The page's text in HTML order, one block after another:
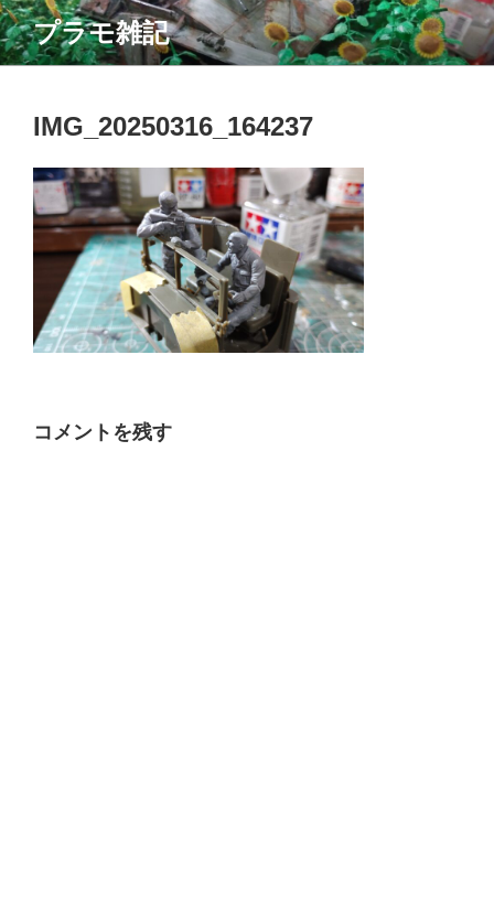
コ
ン
テ
プラモ雑記
IMG_20250316_164237
コメントを残す